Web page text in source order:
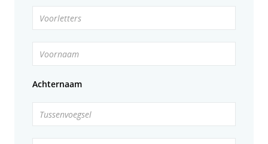
Voorletters
Voornaam
Achternaam
Tussenvoegsel